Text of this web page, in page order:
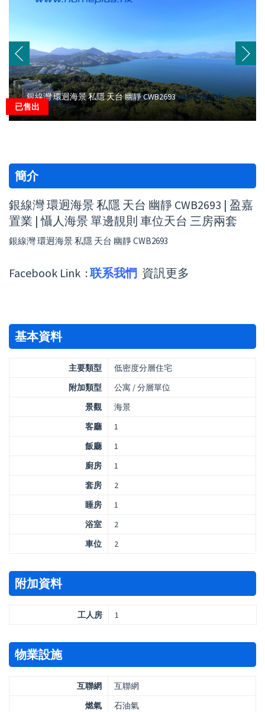
已售出
銀線灣 環迥海景 私隱 天台 幽靜 CWB2693
簡介
銀線灣 環迥海景 私隱 天台 幽靜 CWB2693 | 盈嘉
置業 | 懾人海景 單邊靚則 車位天台 三房兩套
銀線灣 環迥海景 私隱 天台 幽靜 CWB2693
Facebook Link :联系我㥃 資訉更多
基本資料
主要類型
低密度分層住宅
附加類型
公寓 / 分層單位
景觀
海景
客廳
1
飯廳
1
廚房
1
套房
2
睡房
1
浴室
2
車位
2
附加資料
工人房 1
物業設施
互聯網
互聯網
燃氣
石油氣